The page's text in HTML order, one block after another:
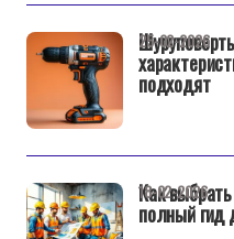
подходят
25-02-2026
Как
полный гид
18-02-2026